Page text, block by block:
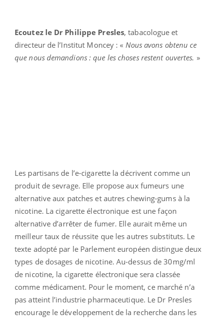
Ecoutez le Dr Philippe Presles, tabacologue et
directeur de l’Institut Moncey : « Nous avons obtenu ce
que nous demandions : que les choses restent ouvertes. »
Les partisans de l’e-cigarette la décrivent comme un
produit de sevrage. Elle propose aux fumeurs une
alternative aux patches et autres chewing-gums à la
nicotine. La cigarette électronique est une façon
alternative d’arrêter de fumer. Elle aurait même un
meilleur taux de réussite que les autres substituts. Le
texte adopté par le Parlement européen distingue deux
types de dosages de nicotine. Au-dessus de 30mg/ml
de nicotine, la cigarette électronique sera classée
comme médicament. Pour le moment, ce marché n’a
pas atteint l’industrie pharmaceutique. Le Dr Presles
encourage le développement de la recherche dans les